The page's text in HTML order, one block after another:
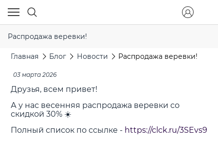
Распродажа веревки!
Главная Блог Новости Распродажа веревки!
03 марта 2026
Друзья, всем привет!
А у нас весенняя распродажа веревки со
скидкой 30% ☀️
Полный список по ссылке - https://clck.ru/3SEvs9